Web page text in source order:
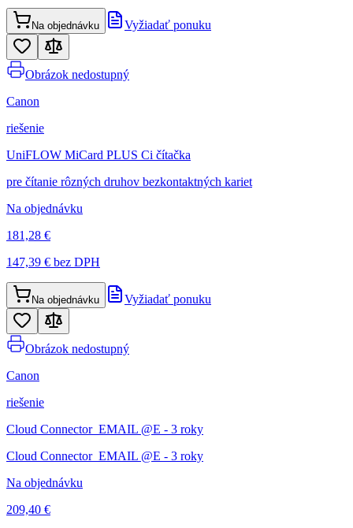
Na objednávku Vyžiadať ponuku
Obrázok nedostupný
Canon
riešenie
UniFLOW MiCard PLUS Ci čítačka
pre čítanie rôzných druhov bezkontaktných kariet
Na objednávku
181,28 €
147,39 € bez DPH
Na objednávku Vyžiadať ponuku
Obrázok nedostupný
Canon
riešenie
Cloud Connector_EMAIL @E - 3 roky
Cloud Connector_EMAIL @E - 3 roky
Na objednávku
209,40 €